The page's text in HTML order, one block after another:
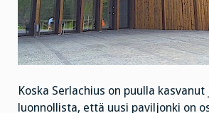
Koska Serlachius on puulla
luonnollista, että uusi paviljonki on